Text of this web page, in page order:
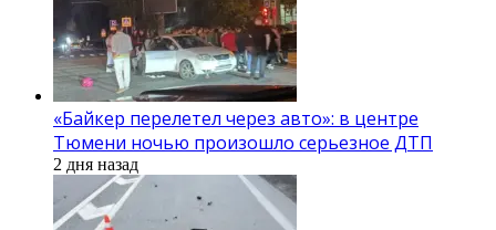
«Байкер перелетел через авто»: в центре
Тюмени ночью произошло серьезное ДТП
2 дня назад